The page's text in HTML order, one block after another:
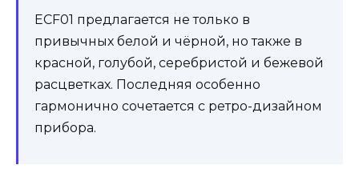
ECF01 предлагается не только в
привычных белой и чёрной, но также в
красной, голубой, серебристой и бежевой
расцветках. Последняя особенно
гармонично сочетается с ретро-дизайном
прибора.